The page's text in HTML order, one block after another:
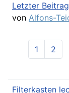
Letzter Beitrag
von Alfons-
1 2
Filterkasten